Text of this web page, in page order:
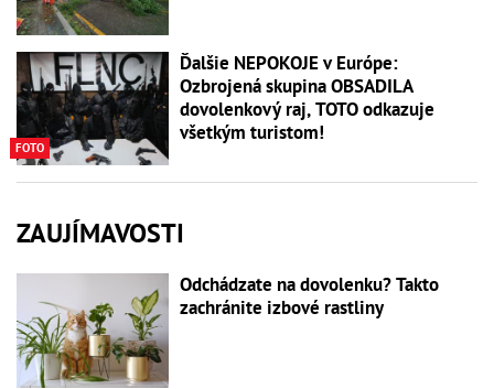
FOTO
Ďalšie NEPOKOJE v Európe:
Ozbrojená skupina OBSADILA
dovolenkový raj, TOTO odkazuje
všetkým turistom!
ZAUJÍMAVOSTI
Odchádzate na dovolenku? Takto
zachránite izbové rastliny